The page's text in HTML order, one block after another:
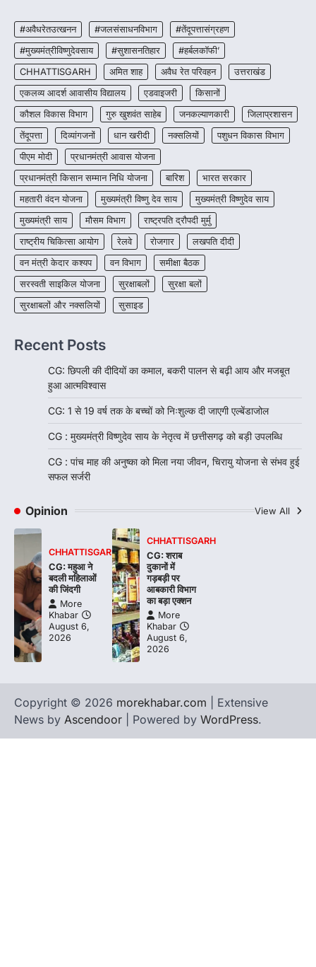
3
हरित विकास और किसानों की आय…
4
CHHATTISGARH
CG : पांच माह की अनुष्का को मिला नया
जीवन, चिरायु योजना से संभव हुई सफल सर्जरी
More Khabar August 7, 2026
रायपुर। राष्ट्रीय बाल स्वास्थ्य कार्यक्रम (चिरायु) के तहत
जशपुर जिले की 5 माह की मासूम…
#अवैधरेतउत्खनन #जलसंसाधनविभाग
#तेंदूपत्तासंग्रहण
#मुख्यमंत्रीविष्णुदेवसाय
#सुशासनतिहार
#हर्बलकॉफी’
CHHATTISGARH
अमित शाह अवैध रेत परिवहन
उत्तराखंड
एकलव्य आदर्श आवासीय विद्यालय
एडवाइजरी
किसानों
कौशल विकास विभाग
गुरु खुशवंत साहेब जनकल्याणकारी
जिलाप्रशासन
तेंदूपत्ता
दिव्यांगजनों धान खरीदी नक्सलियों
पशुधन विकास विभाग
पीएम मोदी
प्रधानमंत्री आवास योजना
प्रधानमंत्री किसान सम्मान निधि योजना
बारिश
भारत सरकार
महतारी वंदन योजना
मुख्यमंत्री विष्णु देव साय
मुख्यमंत्री विष्णुदेव साय
मुख्यमंत्री साय
मौसम विभाग
राष्ट्रपति द्रौपदी मुर्मु
राष्ट्रीय चिकित्सा आयोग
रेलवे रोजगार
लखपति दीदी
वन मंत्री केदार कश्यप
वन विभाग
समीक्षा बैठक
सरस्वती साइकिल योजना
सुरक्षाबलों
सुरक्षा बलों
सुरक्षाबलों और नक्सलियों
सुसाइड
Recent Posts
CG: छिपली की दीदियों का कमाल, बकरी पालन से बढ़ी आय और मजबूत
हुआ आत्मविश्वास
CG: 1 से 19 वर्ष तक के बच्चों को निःशुल्क दी जाएगी एल्बेंडाजोल
CG : मुख्यमंत्री विष्णुदेव साय के नेतृत्व में छत्तीसगढ़ को बड़ी उपलब्धि
CG : पांच माह की अनुष्का को मिला नया जीवन, चिरायु योजना से संभव हुई
सफल सर्जरी
Opinion View All
CHHATTISGARH
CG: महुआ ने
बदली महिलाओं
की जिंदगी
More
Khabar
August 6,
2026
CHHATTISGARH
CG: शराब
दुकानों में
गड़बड़ी पर
आबकारी विभाग
का बड़ा एक्शन
More
Khabar
August 6,
2026
Copyright © 2026 morekhabar.com | Extensive
News by Ascendoor | Powered by WordPress.